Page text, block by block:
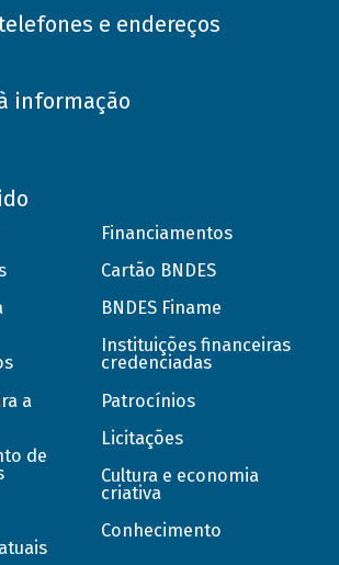
e endereços
informação
a
de
Financiamentos
Cartão BNDES
BNDES Finame
Instituições financeiras
credenciadas
Patrocínios
Licitações
Cultura e economia
criativa
Conhecimento